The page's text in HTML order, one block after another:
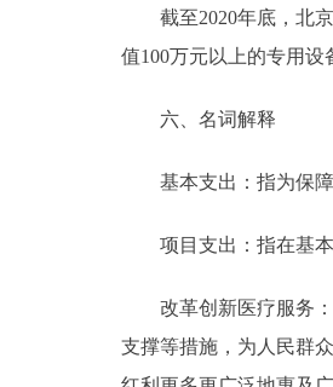
截至2020年底，北京
值100万元以上的专用设
六、名词解释
基本支出：指为保障
项目支出：指在基本
改革创新医疗服务：
支撑等措施，为人民群